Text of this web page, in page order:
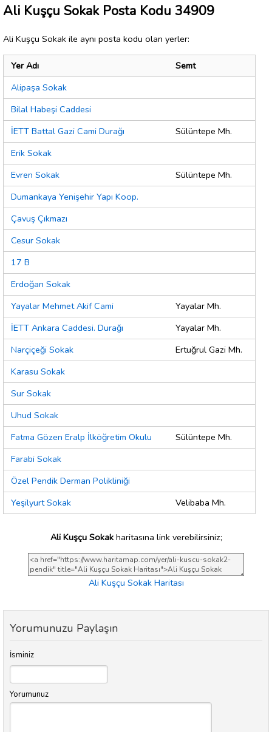
Ali Kuşçu Sokak Posta Kodu 34909
Ali Kuşçu Sokak ile aynı posta kodu olan yerler:
Yer Adı
Semt
Alipaşa Sokak
Bilal Habeşi Caddesi
İETT Battal Gazi Cami Durağı
Sülüntepe Mh.
Erik Sokak
Evren Sokak
Sülüntepe Mh.
Dumankaya Yenişehir Yapı Koop.
Çavuş Çıkmazı
Cesur Sokak
17 B
Erdoğan Sokak
Yayalar Mehmet Akif Cami
Yayalar Mh.
İETT Ankara Caddesi. Durağı
Yayalar Mh.
Narçiçeği Sokak
Ertuğrul Gazi Mh.
Karasu Sokak
Sur Sokak
Uhud Sokak
Fatma Gözen Eralp İlköğretim Okulu
Sülüntepe Mh.
Farabi Sokak
Özel Pendik Derman Polikliniği
Yeşilyurt Sokak
Velibaba Mh.
Ali Kuşçu Sokakharitasına link verebilirsiniz;
Ali Kuşçu Sokak Haritası
Yorumunuzu Paylaşın
İsminiz
Yorumunuz